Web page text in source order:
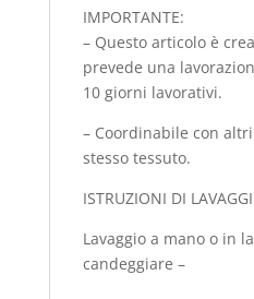
IMPORTANTE:
– Questo articolo è
prevede una
10 giorni lavorativi.
– Coordinabile con
stesso tessuto.
ISTRUZIONI DI
Lavaggio a mano o in
candeggiare –